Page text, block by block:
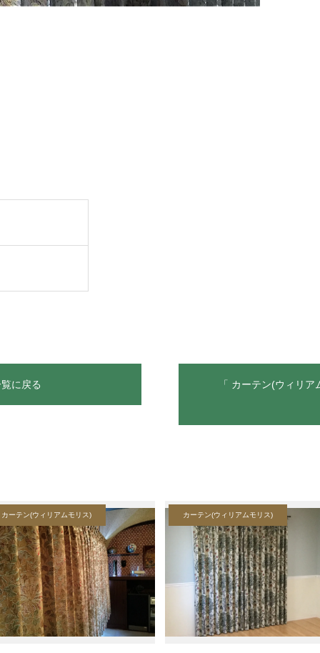
に戻る
「 カーテン(ウィリ
カーテン(ウィリアムモリス) カーテン(ウィリアムモリス)